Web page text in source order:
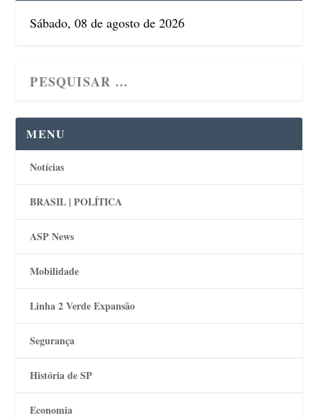
Sábado, 08 de agosto de 2026
MENU
Notícias
BRASIL | POLÍTICA
ASP News
Mobilidade
Linha 2 Verde Expansão
Segurança
História de SP
Economia